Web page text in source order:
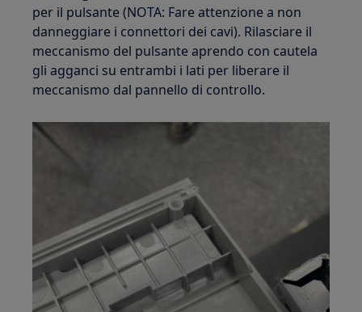
per il pulsante (NOTA: Fare attenzione a non
danneggiare i connettori dei cavi). Rilasciare il
meccanismo del pulsante aprendo con cautela
gli agganci su entrambi i lati per liberare il
meccanismo dal pannello di controllo.